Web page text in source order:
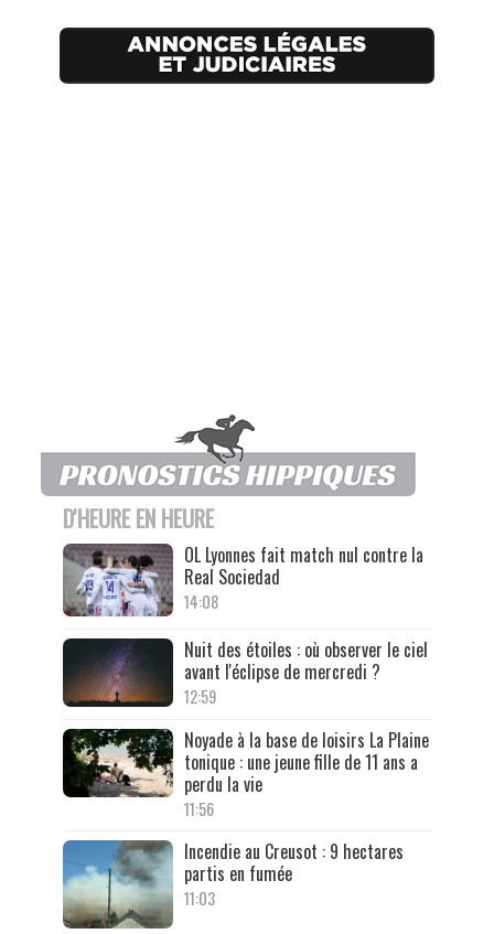
D'HEURE EN HEURE
OL Lyonnes fait match nul contre la
Real Sociedad
14:08
Nuit des étoiles : où observer le ciel
avant l'éclipse de mercredi ?
12:59
Noyade à la base de loisirs La Plaine
tonique : une jeune fille de 11 ans a
perdu la vie
11:56
Incendie au Creusot : 9 hectares
partis en fumée
11:03